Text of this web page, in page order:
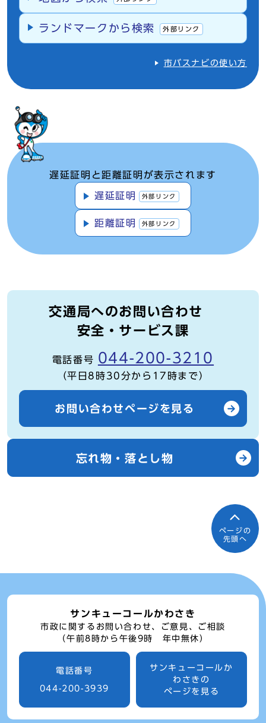
ランドマークから検索 外部リンク
市バスナビの使い方
遅延証明と距離証明が表示されます
遅延証明 外部リンク
距離証明 外部リンク
交通局へのお問い合わせ
安全・サービス課
電話番号 044-200-3210
（平日8時30分から17時まで）
お問い合わせページを見る
忘れ物・落とし物
ページの
先頭へ
サンキューコールかわさき
市政に関するお問い合わせ、ご意見、ご相談
（午前8時から午後9時 年中無休）
電話番号
044-200-3939
サンキューコールか
わさきの
ページを見る